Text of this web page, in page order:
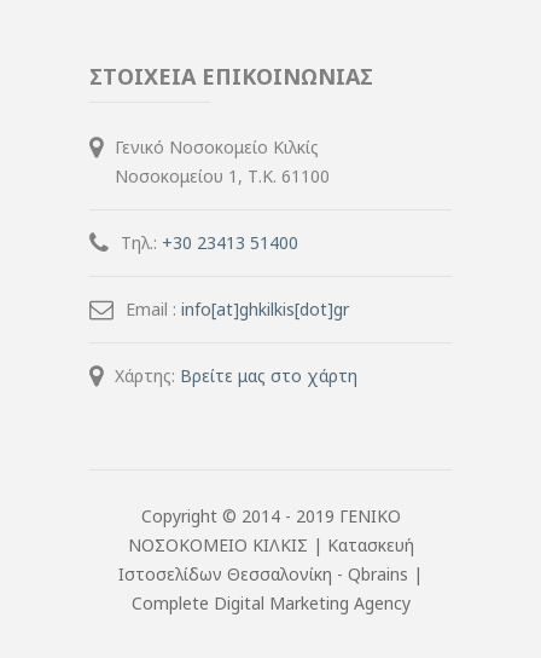
ΣΤΟΙΧΕΙΑ ΕΠΙΚΟΙΝΩΝΙΑΣ
Γενικό Νοσοκομείο Κιλκίς
Νοσοκομείου 1, Τ.Κ. 61100
Τηλ.: +30 23413 51400
Email : info[at]ghkilkis[dot]gr
Χάρτης: Βρείτε μας στο χάρτη
Copyright © 2014 - 2019 ΓΕΝΙΚΟ
ΝΟΣΟΚΟΜΕΙΟ ΚΙΛΚΙΣ | Κατασκευή
Ιστοσελίδων Θεσσαλονίκη - Qbrains |
Complete Digital Marketing Agency